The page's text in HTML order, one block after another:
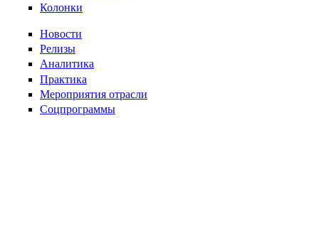
Колонки
Новости
Релизы
Аналитика
Практика
Мероприятия отрасли
Соцпрограммы